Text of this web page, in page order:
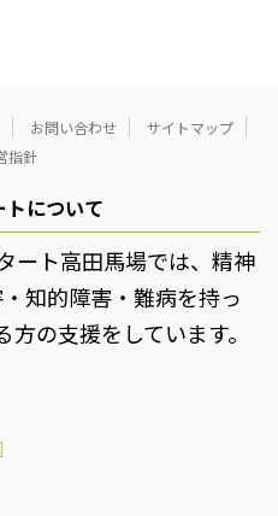
お問い合わせ
サイトマップ
指針
について
ート高田馬場では、精神
知的障害・難病を持っ
の支援をしています。